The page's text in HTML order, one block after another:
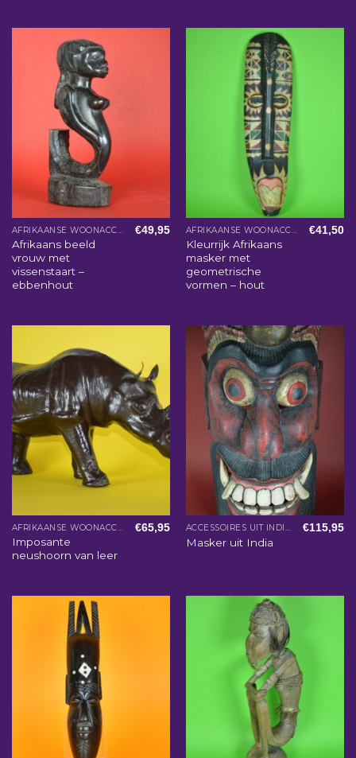
AFRIKAANSE WOONACCESSOIRES
Afrikaans beeld
vrouw met
vissenstaart –
ebbenhout
€49,95 AFRIKAANSE WOONACCESSOIRES
Kleurrijk Afrikaans
masker met
geometrische
vormen – hout
€41,50
AFRIKAANSE WOONACCESSOIRES
Imposante
neushoorn van leer
€65,95 ACCESSOIRES UIT INDIA
Masker uit India
€115,95